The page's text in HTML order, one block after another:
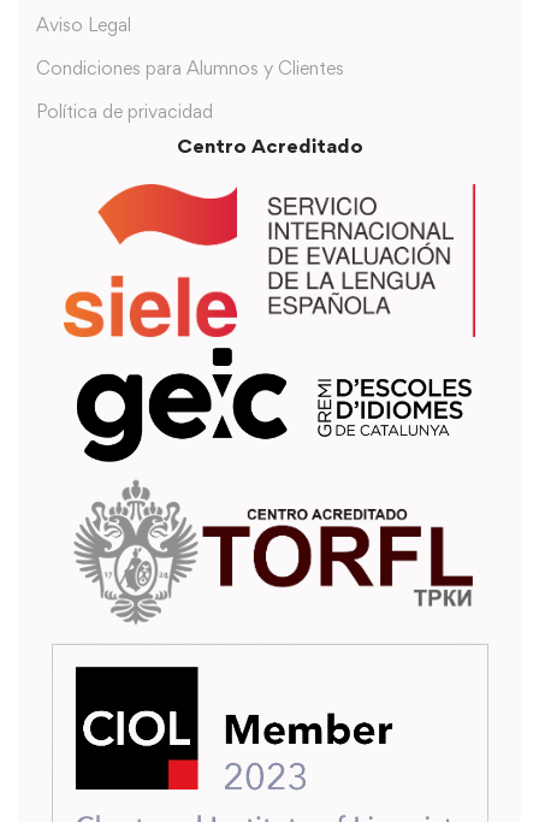
Aviso Legal
Condiciones para Alumnos y Clientes
Política de privacidad
Centro Acreditado